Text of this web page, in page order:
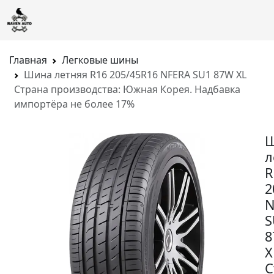
Главная
Легковые шины
Шина летняя R16 205/45R16 NFERA SU1 87W XL
Страна производства: Южная Корея. Надбавка
импортёра не более 17%